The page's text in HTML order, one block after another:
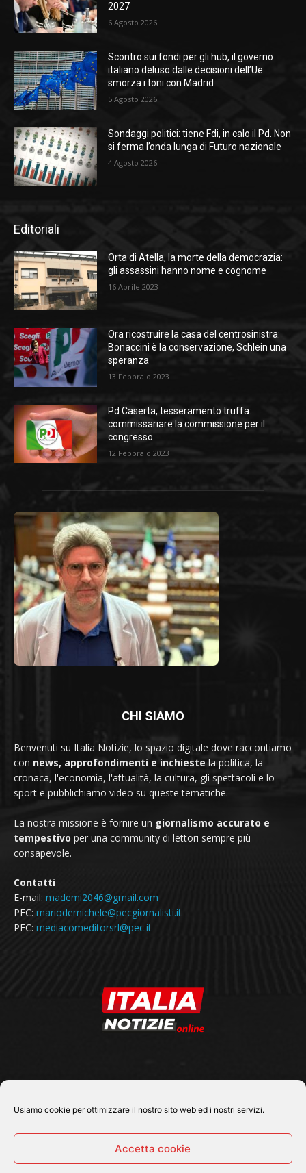
Usiamo cookie per ottimizzare il nostro sito web ed i nostri servizi.
Accetta cookie
2027
6 Agosto 2026
Scontro sui fondi per gli hub, il governo
italiano deluso dalle decisioni dell’Ue
smorza i toni con Madrid
5 Agosto 2026
Sondaggi politici: tiene Fdi, in calo il Pd. Non
si ferma l’onda lunga di Futuro nazionale
4 Agosto 2026
Editoriali
Orta di Atella, la morte della democrazia:
gli assassini hanno nome e cognome
16 Aprile 2023
Ora ricostruire la casa del centrosinistra:
Bonaccini è la conservazione, Schlein una
speranza
13 Febbraio 2023
Pd Caserta, tesseramento truffa:
commissariare la commissione per il
congresso
12 Febbraio 2023
CHI SIAMO
Benvenuti su Italia Notizie, lo spazio digitale dove raccontiamo
con news, approfondimenti e inchieste la politica, la
cronaca, l'economia, l'attualità, la cultura, gli spettacoli e lo
sport e pubblichiamo video su queste tematiche.
La nostra missione è fornire un giornalismo accurato e
tempestivo per una community di lettori sempre più
consapevole.
Contatti
E-mail: mademi2046@gmail.com
PEC: mariodemichele@pecgiornalisti.it
PEC: mediacomeditorsrl@pec.it